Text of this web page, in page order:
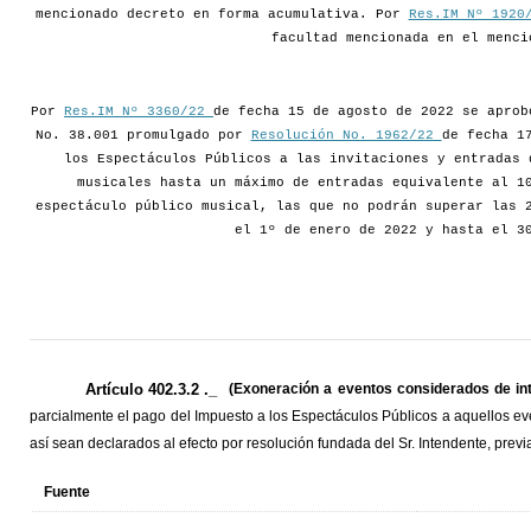
mencionado decreto en forma acumulativa. Por
Res.IM Nº
facultad mencionada en el
Por Res.IM Nº 3360/22 de fecha 15 de agosto de 2022 se
No. 38.001 promulgado por
Resolución No. 1962/22 de fecha
los Espectáculos Públicos a las invitaciones y
musicales hasta un máximo de entradas equivalente al
espectáculo público musical, las que no podrán superar las
el 1º de enero de 2022 y hasta el
Artículo 402.3.2 ._
(Exoneración a eventos considerados de
parcialmente el pago del Impuesto a los Espectáculos Públicos a aquellos
así sean declarados al efecto por resolución fundada del Sr. Intendente,
Fuente